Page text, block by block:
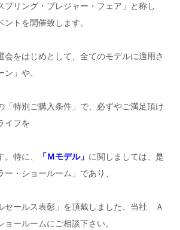
プリング・プレジャー・フェア」と称し
トを開催致します。
会をはじめとして、全てのモデルに適用さ
」や、
「特別ご購入条件」で、必ずやご満足頂け
イフを
特に、 「Ｍモデル」 に関しましては、是
・ショールーム」であり、
セールス表彰」を頂戴しました、当社 Ａ
ールームにご相談下さい。